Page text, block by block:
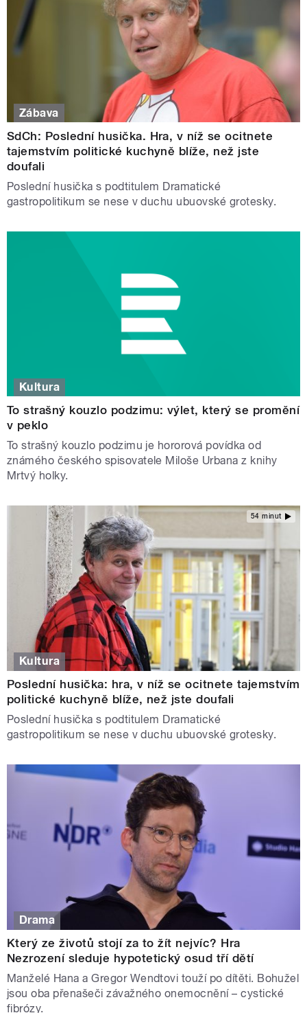
Zábava
SdCh: Poslední husička. Hra, v níž se ocitnete
tajemstvím politické kuchyně blíže, než jste
doufali
Poslední husička s podtitulem Dramatické
gastropolitikum se nese v duchu ubuovské grotesky.
Kultura
To strašný kouzlo podzimu: výlet, který se promění
v peklo
To strašný kouzlo podzimu je hororová povídka od
známého českého spisovatele Miloše Urbana z knihy
Mrtvý holky.
54 minut
Kultura
Poslední husička: hra, v níž se ocitnete tajemstvím
politické kuchyně blíže, než jste doufali
Poslední husička s podtitulem Dramatické
gastropolitikum se nese v duchu ubuovské grotesky.
Drama
Který ze životů stojí za to žít nejvíc? Hra
Nezrození sleduje hypotetický osud tří dětí
Manželé Hana a Gregor Wendtovi touží po dítěti. Bohužel
jsou oba přenašeči závažného onemocnění – cystické
fibrózy.